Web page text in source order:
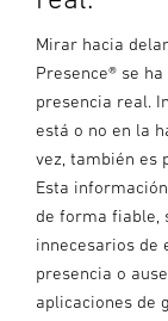
Mirar hacia
Presence® se
presencia real.
está o no en la
vez, también es
Esta
de forma fiable,
innecesarios de
presencia o
aplicaciones de